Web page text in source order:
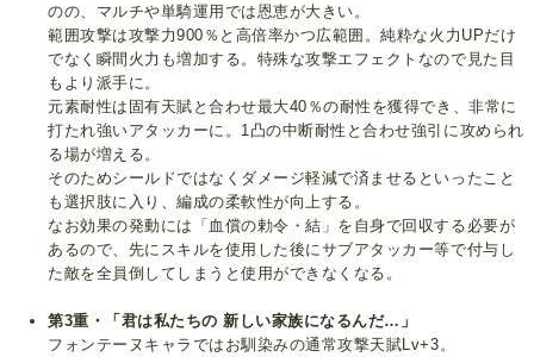
のの、マルチや単騎運用では恩恵が大きい。
範囲攻撃は攻撃力900％と高倍率かつ広範囲。純粋な火力UPだけ
でなく瞬間火力も増加する。特殊な攻撃エフェクトなので見た目
もより派手に。
元素耐性は固有天賦と合わせ最大40％の耐性を獲得でき、非常に
打たれ強いアタッカーに。1凸の中断耐性と合わせ強引に攻められ
る場が増える。
そのためシールドではなくダメージ軽減で済ませるといったこと
も選択肢に入り、編成の柔軟性が向上する。
なお効果の発動には「血償の勅令・結」を自身で回収する必要が
あるので、先にスキルを使用した後にサブアタッカー等で付与し
た敵を全員倒してしまうと使用ができなくなる。
第3重・「君は私たちの 新しい家族になるんだ…」
フォンテーヌキャラではお馴染みの通常攻撃天賦Lv+3。